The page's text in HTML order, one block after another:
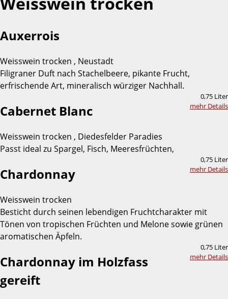
Auxerrois
Weisswein trocken , Neustadt
Filigraner Duft nach Stachelbeere, pikante Frucht,
erfrischende Art, mineralisch würziger Nachhall.
0,75 Liter
mehr Details
Cabernet Blanc
Weisswein trocken , Diedesfelder Paradies
Passt ideal zu Spargel, Fisch, Meeresfrüchten,
0,75 Liter
mehr Details
Chardonnay
Weisswein trocken
Besticht durch seinen lebendigen Fruchtcharakter mit
Tönen von tropischen Früchten und Melone sowie grünen
aromatischen Äpfeln.
0,75 Liter
mehr Details
Chardonnay im Holzfass
gereift